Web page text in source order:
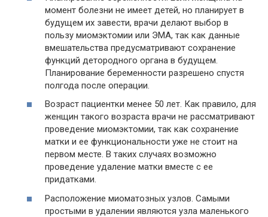
момент болезни не имеет детей, но планирует в
будущем их завести, врачи делают выбор в
пользу миомэктомии или ЭМА, так как данные
вмешательства предусматривают сохранение
функций детородного органа в будущем.
Планирование беременности разрешено спустя
полгода после операции.
Возраст пациентки менее 50 лет. Как правило, для
женщин такого возраста врачи не рассматривают
проведение миомэктомии, так как сохранение
матки и ее функциональности уже не стоит на
первом месте. В таких случаях возможно
проведение удаление матки вместе с ее
придатками.
Расположение миоматозных узлов. Самыми
простыми в удалении являются узла маленького